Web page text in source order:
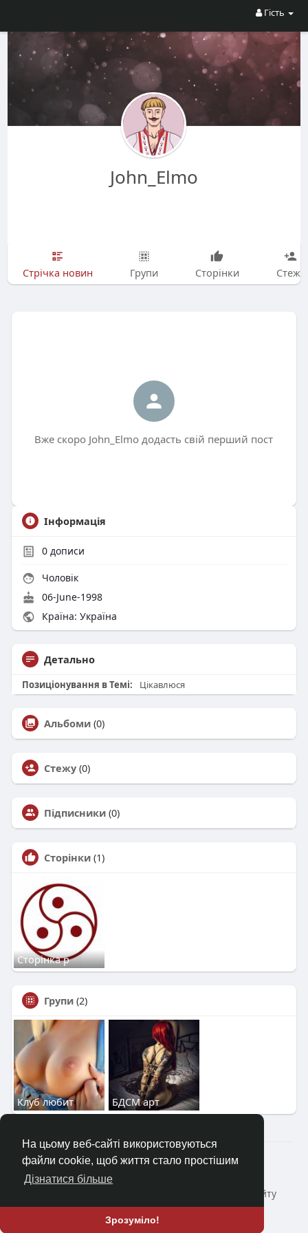
На цьому веб-сайті використовуються
файли cookie, щоб життя стало простішим
Дізнатися більше
Зрозуміло!
Гість
John_Elmo
Стрічка новин Групи Сторінки Стежу
Вже скоро John_Elmo додасть свій перший пост
Інформація
0дописи
Чоловік
06-June-1998
Країна: Україна
Детально
Позиціонування в Темі: Цікавлюся
Альбоми (0)
Стежу (0)
Підписники (0)
Сторінки (1)
Сторінка р
Групи (2)
Клуб любит БДСМ арт
2023—2026 © Клуб «Насолода»
Головна
Коротко про
Умови і Правила сайту
Блог
ще
Мова